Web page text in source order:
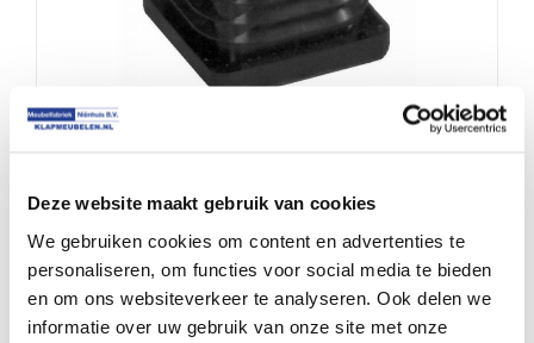
Deze website maakt gebruik van cookies
We gebruiken cookies om content en advertenties te
personaliseren, om functies voor social media te bieden
en om ons websiteverkeer te analyseren. Ook delen we
informatie over uw gebruik van onze site met onze
voet
€1.25